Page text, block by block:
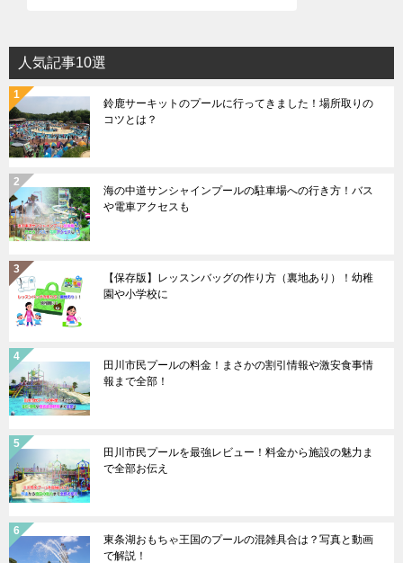
人気記事10選
鈴鹿サーキットのプールに行ってきました！場所取りの
コツとは？
海の中道サンシャインプールの駐車場への行き方！バス
や電車アクセスも
【保存版】レッスンバッグの作り方（裏地あり）！幼稚
園や小学校に
田川市民プールの料金！まさかの割引情報や激安食事情
報まで全部！
田川市民プールを最強レビュー！料金から施設の魅力ま
で全部お伝え
東条湖おもちゃ王国のプールの混雑具合は？写真と動画
で解説！